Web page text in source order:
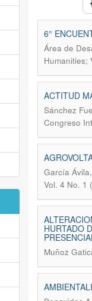
6°
Área de
Humanities;
ACTITUD
Sánchez
Congreso
García
Vol. 4 No. 1
HURTADO
Muñoz